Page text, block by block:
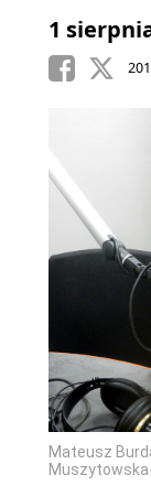
1
Mateusz